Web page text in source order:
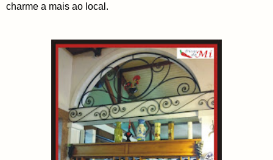
charme a mais ao local.